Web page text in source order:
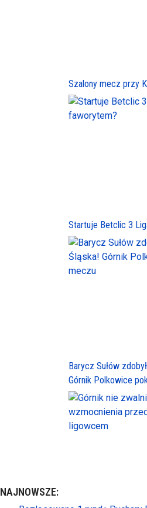
Szalony mecz przy
Startuje Betclic 3
Barycz Sułów
Górnik Polkowice
NAJNOWSZE: